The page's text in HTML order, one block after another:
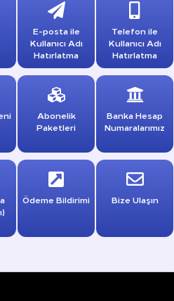
E-posta ile
Kullanıcı Adı
Hatırlatma
Telefon ile
Kullanıcı Adı
Hatırlatma
Abonelik
Paketleri
Banka Hesap
Numaralarımız
Ödeme Bildirimi Bize Ulaşın